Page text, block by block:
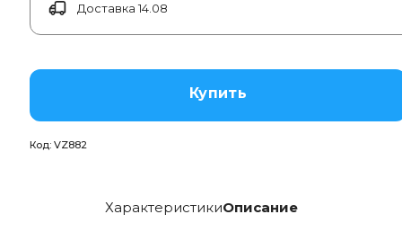
Доставка 14.08
Купить
Код: VZ882
ХарактеристикиОписание